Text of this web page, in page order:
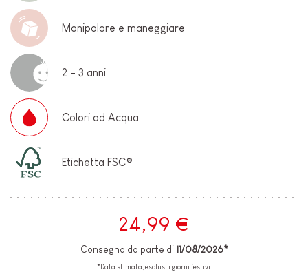
Manipolare e maneggiare
2 - 3 anni
Colori ad Acqua
Etichetta FSC®
24,99 €
Consegna da parte di 11/08/2026*
*Data stimata, esclusi i giorni festivi.